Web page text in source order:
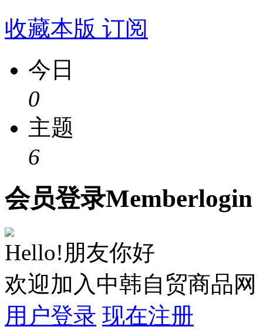
收藏本版 订阅
今日
0
主题
6
会员登录Memberlogin
Hello!朋友你好
欢迎加入中韩自贸商品网
用户登录 现在注册